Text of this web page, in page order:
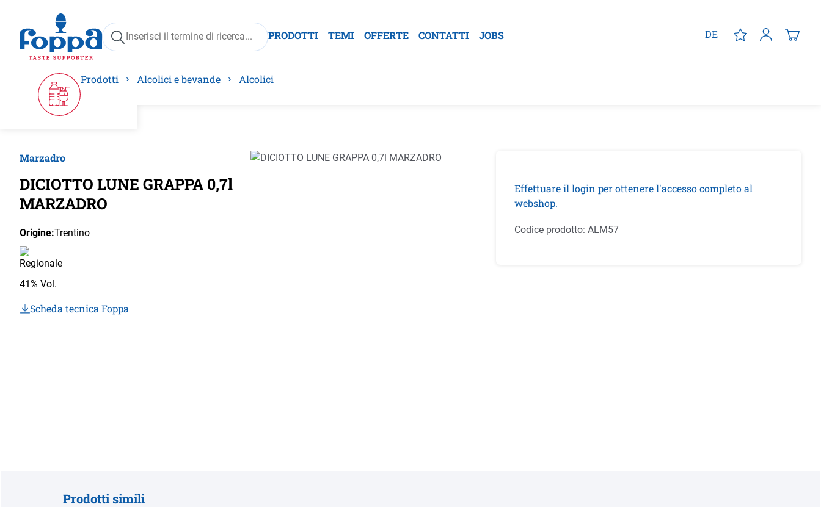
Passa alla navigazione principale
PRODOTTI TEMI OFFERTE CONTATTI JOBS DE
Prodotti Alcolici e bevande Alcolici
Marzadro
DICIOTTO LUNE GRAPPA 0,7l
MARZADRO
Origine:Trentino
41% Vol.
Scheda tecnica Foppa
Salta la galleria di immagini
Effettuare il login per ottenere l'accesso completo al
webshop.
Codice prodotto: ALM57
Prodotti simili